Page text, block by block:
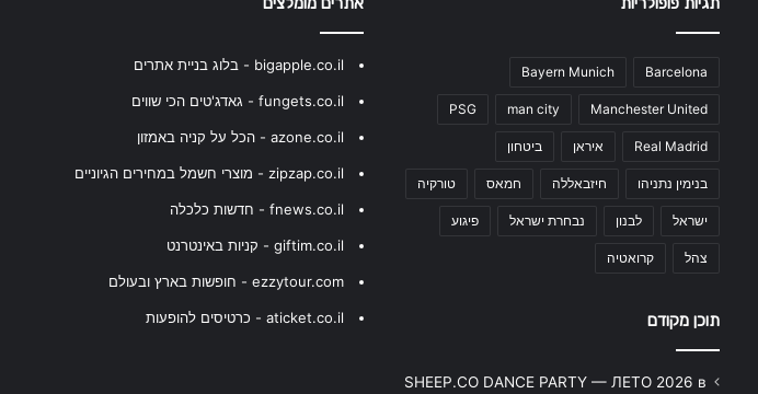
Barcelona
Bayern Munich
Manchester United
man city
PSG
Real Madrid איראן ביטחון
בנימין נתניהו חיזבאללה חמאס טורקיה
ישראל לבנון נבחרת ישראל פיגוע
צהל קרואטיה
תוכן מקודם
SHEEP.CO DANCE PARTY — ЛЕТО 2026 в
bigapple.co.il - בלוג בניית אתרים
fungets.co.il - גאדג'טים הכי שווים
azone.co.il - הכל על קניה באמזון
zipzap.co.il - מוצרי חשמל במחירים הגיוניים
fnews.co.il - חדשות כלכלה
giftim.co.il - קניות באינטרנט
ezzytour.com - חופשות בארץ ובעולם
aticket.co.il - כרטיסים להופעות